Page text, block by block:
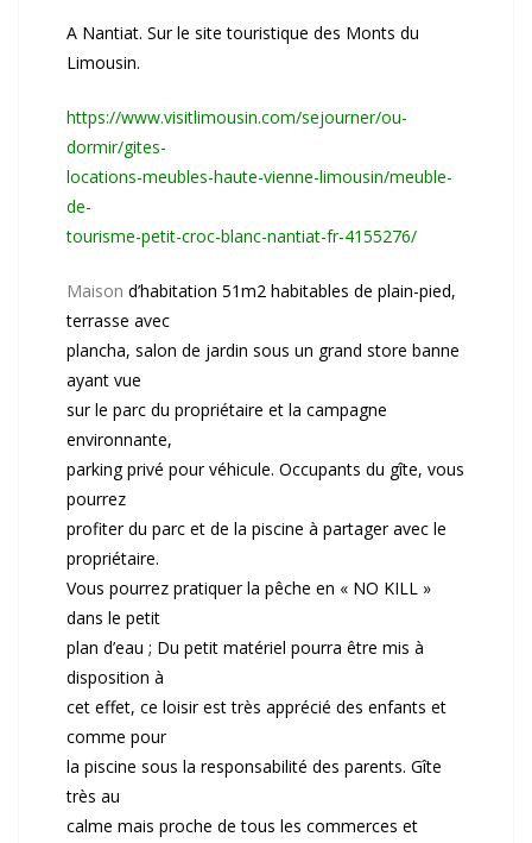
A Nantiat. Sur le site touristique des Monts du
Limousin.
https://www.visitlimousin.com/sejourner/ou-
dormir/gites-
locations-meubles-haute-vienne-limousin/meuble-
de-
tourisme-petit-croc-blanc-nantiat-fr-4155276/
Maison d’habitation 51m2 habitables de plain-pied,
terrasse avec
plancha, salon de jardin sous un grand store banne
ayant vue
sur le parc du propriétaire et la campagne
environnante,
parking privé pour véhicule. Occupants du gîte, vous
pourrez
profiter du parc et de la piscine à partager avec le
propriétaire.
Vous pourrez pratiquer la pêche en « NO KILL »
dans le petit
plan d’eau ; Du petit matériel pourra être mis à
disposition à
cet effet, ce loisir est très apprécié des enfants et
comme pour
la piscine sous la responsabilité des parents. Gîte
très au
calme mais proche de tous les commerces et